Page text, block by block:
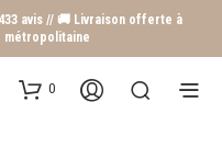
avis // 🚚 Livraison offerte à
métropolitaine
0